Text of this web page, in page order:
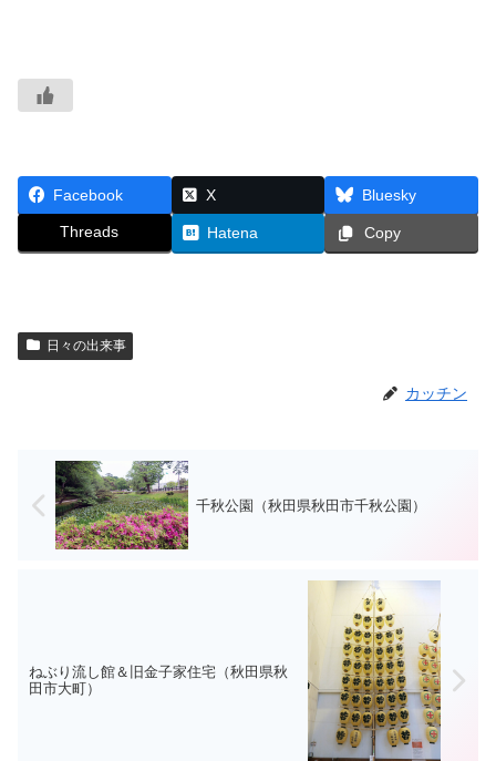
Facebook X Bluesky
Threads Hatena Copy
日々の出来事
カッチン
千秋公園（秋田県秋田市千秋公園）
ねぶり流し館＆旧金子家住宅（秋田県秋
田市大町）